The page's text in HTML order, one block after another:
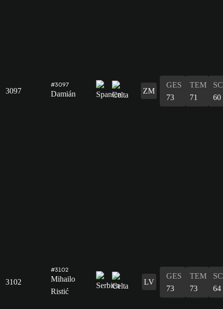
3097
#3097
Damián ZM
GES
73
TEM
71
60
3102
#3102
Mihailo
Ristić
LV
GES
73
TEM
73
64